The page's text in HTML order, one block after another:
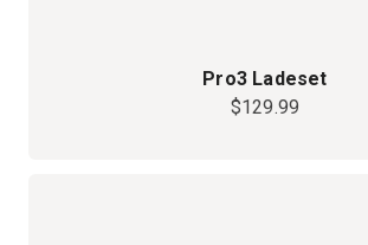
Pro3 Ladeset
$129.99